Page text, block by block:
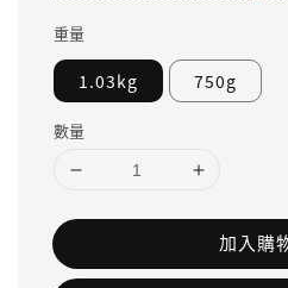
重量
1.03kg 750g
數量
加入購